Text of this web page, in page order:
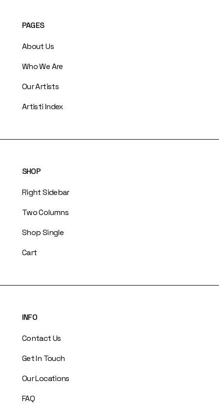
PAGES
About Us
Who We Are
Our Artists
Artisti Index
SHOP
Right Sidebar
Two Columns
Shop Single
Cart
INFO
Contact Us
Get In Touch
Our Locations
FAQ